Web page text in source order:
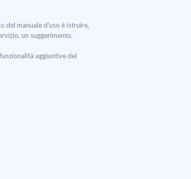
del manuale d’uso è istruire,
un suggerimento.
aggiuntive del